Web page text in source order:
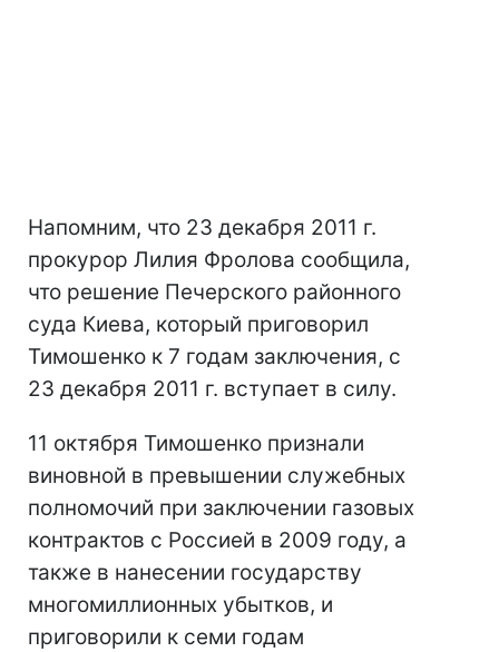
Напомним, что 23 декабря 2011 г.
прокурор Лилия Фролова сообщила,
что решение Печерского районного
суда Киева, который приговорил
Тимошенко к 7 годам заключения, с
23 декабря 2011 г. вступает в силу.
11 октября Тимошенко признали
виновной в превышении служебных
полномочий при заключении газовых
контрактов с Россией в 2009 году, а
также в нанесении государству
многомиллионных убытков, и
приговорили к семи годам